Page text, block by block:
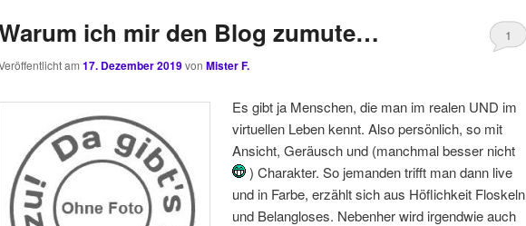
ich mir den Blog zumute…
am 17. Dezember 2019von Mister F.
1
Es gibt ja Menschen, die man im realen UND im
virtuellen Leben kennt. Also persönlich, so mit
Ansicht, Geräusch und (manchmal besser nicht
) Charakter. So jemanden trifft man dann live
und in Farbe, erzählt sich aus Höflichkeit Floskeln
und Belangloses. Nebenher wird irgendwie auch